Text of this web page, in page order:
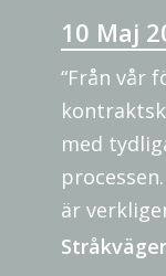
10 Maj
“Från vår
med
är